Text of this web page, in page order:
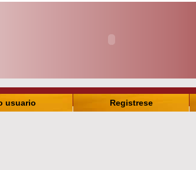
usuario Registrese